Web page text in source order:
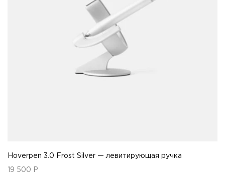
Hoverpen 3.0 Frost Silver — левитирующая ручка
19 500 Р